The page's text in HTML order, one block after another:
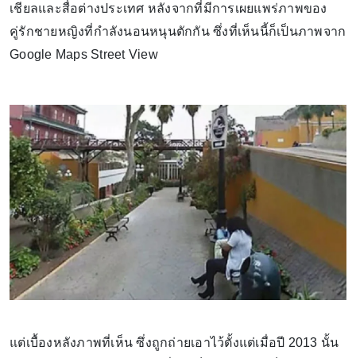
เชียลและสื่อต่างประเทศ หลังจากที่มีการเผยแพร่ภาพของ
คู่รักชายหญิงที่กำลังนอนหนุนตักกัน ซึ่งที่เห็นนี้ก็เป็นภาพจาก
Google Maps Street View
แต่เบื้องหลังภาพที่เห็น ซึ่งถูกถ่ายเอาไว้ตั้งแต่เมื่อปี 2013 นั้น